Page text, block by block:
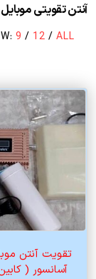
آنتن تقویتی موبایل
9 / 12 / ALL
تقویت آنتن
آسانسور (